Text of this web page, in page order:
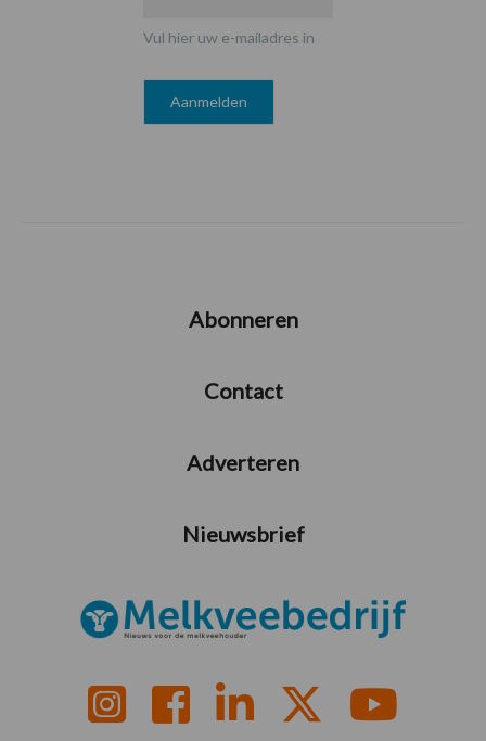
Vul hier uw e-mailadres in
Abonneren
Contact
Adverteren
Nieuwsbrief